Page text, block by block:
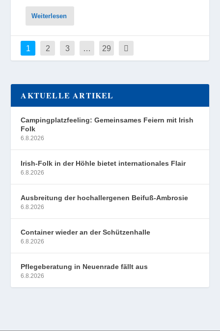
Weiterlesen
1 2 3 … 29
AKTUELLE ARTIKEL
Campingplatzfeeling: Gemeinsames Feiern mit Irish
Folk
6.8.2026
Irish-Folk in der Höhle bietet internationales Flair
6.8.2026
Ausbreitung der hochallergenen Beifuß-Ambrosie
6.8.2026
Container wieder an der Schützenhalle
6.8.2026
Pflegeberatung in Neuenrade fällt aus
6.8.2026